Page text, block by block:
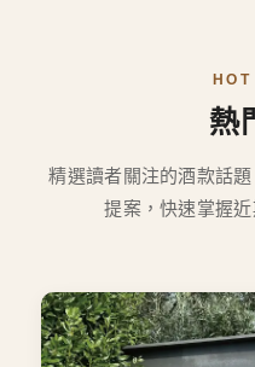
熱
精選讀者關注的酒款話
提案，快速掌握